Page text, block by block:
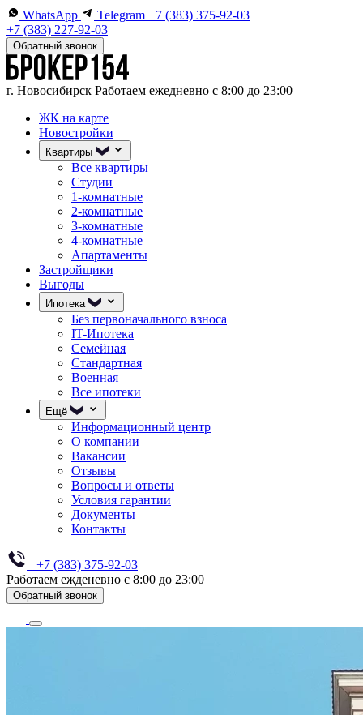
WhatsApp Telegram +7 (383) 375-92-03
+7 (383) 227-92-03
Обратный звонок
г. Новосибирск Работаем ежедневно с 8:00 до 23:00
ЖК на карте
Новостройки
Квартиры
Все квартиры
Студии
1-комнатные
2-комнатные
3-комнатные
4-комнатные
Апартаменты
Застройщики
Выгоды
Ипотека
Без первоначального взноса
IT-Ипотека
Семейная
Стандартная
Военная
Все ипотеки
Ещё
Информационный центр
О компании
Вакансии
Отзывы
Вопросы и ответы
Условия гарантии
Документы
Контакты
+7 (383) 375-92-03
Работаем ежденевно с 8:00 до 23:00
Обратный звонок